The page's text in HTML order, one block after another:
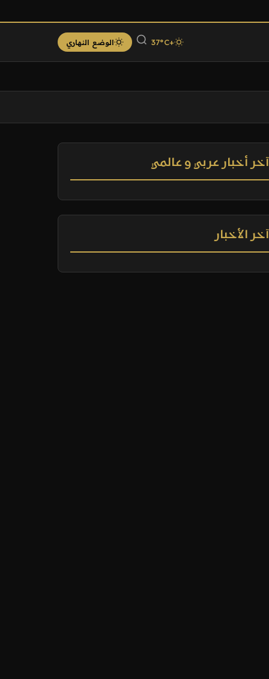
+37°C الوضع النهاري
آخر أخبار عربي و عالمي
آخر الأخبار